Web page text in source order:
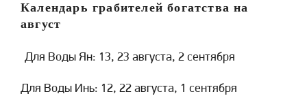
Календарь грабителей богатства на
август
Для Воды Ян: 13, 23 августа, 2 сентября
Для Воды Инь: 12, 22 августа, 1 сентября